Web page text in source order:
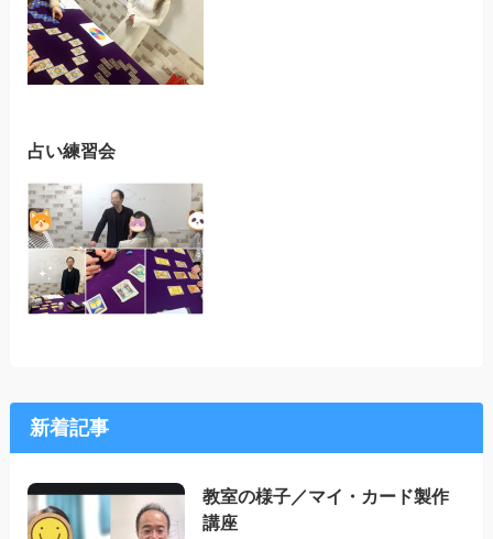
占い練習会
新着記事
教室の様子／マイ・カード製作
講座